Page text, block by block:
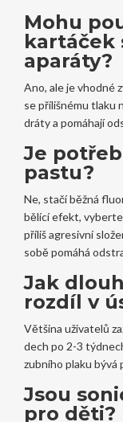
Mohu
kartáček
aparáty?
Ano, ale je vhodné
se přílišnému tlaku
dráty a pomáhají
Je
pastu?
Ne, stačí běžná
bělící efekt,
příliš agresivní
sobě pomáhá
Jak
rozdíl v
Většina uživatelů
dech po 2-3
zubního plaku
Jsou
pro děti?